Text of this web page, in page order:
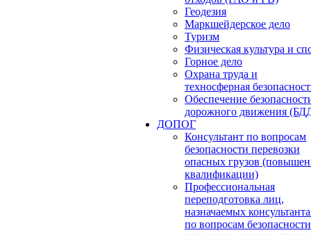
Геодезия
Маркшейдерское дело
Туризм
Физическая культура и
Горное дело
Охрана труда и
техносферная
Обеспечение
дорожного движения
ДОПОГ
Консультант по вопросам
безопасности перевозки
опасных грузов
квалификации)
Профессиональная
переподготовка лиц,
назначаемых
по вопросам безопасности